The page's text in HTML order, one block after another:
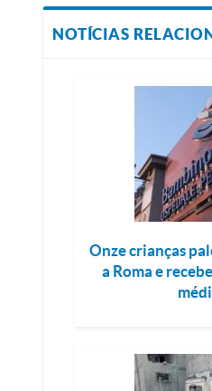
NOTÍCIAS
Onze crianças
a Roma e